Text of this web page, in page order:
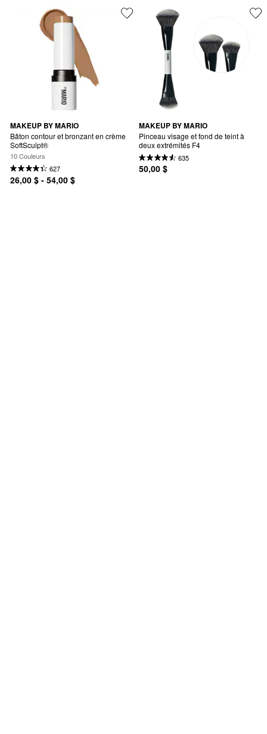
MAKEUP BY MARIO
Bâton contour et bronzant en crème
SoftSculpt®
10 Couleurs
627
26,00 $ - 54,00 $
MAKEUP BY MARIO
Pinceau visage et fond de teint à
deux extrémités F4
635
50,00 $